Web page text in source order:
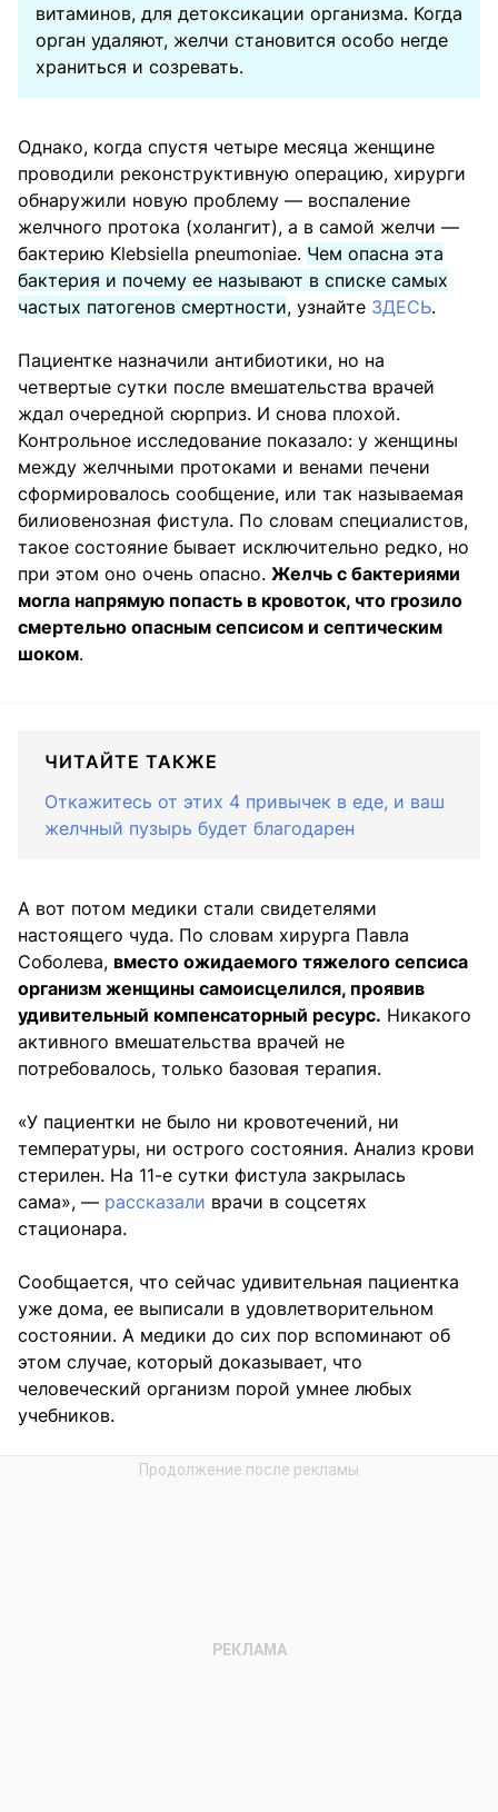
витаминов, для детоксикации организма. Когда
орган удаляют, желчи становится особо негде
храниться и созревать.
Однако, когда спустя четыре месяца женщине
проводили реконструктивную операцию, хирурги
обнаружили новую проблему — воспаление
желчного протока (холангит), а в самой желчи —
бактерию Klebsiella pneumoniae. Чем опасна эта
бактерия и почему ее называют в списке самых
частых патогенов смертности, узнайте ЗДЕСЬ.
Пациентке назначили антибиотики, но на
четвертые сутки после вмешательства врачей
ждал очередной сюрприз. И снова плохой.
Контрольное исследование показало: у женщины
между желчными протоками и венами печени
сформировалось сообщение, или так называемая
билиовенозная фистула. По словам специалистов,
такое состояние бывает исключительно редко, но
при этом оно очень опасно. Желчь с бактериями
могла напрямую попасть в кровоток, что грозило
смертельно опасным сепсисом и септическим
шоком.
ЧИТАЙТЕ ТАКЖЕ
Откажитесь от этих 4 привычек в еде, и ваш
желчный пузырь будет благодарен
А вот потом медики стали свидетелями
настоящего чуда. По словам хирурга Павла
Соболева, вместо ожидаемого тяжелого сепсиса
организм женщины самоисцелился, проявив
удивительный компенсаторный ресурс. Никакого
активного вмешательства врачей не
потребовалось, только базовая терапия.
«У пациентки не было ни кровотечений, ни
температуры, ни острого состояния. Анализ крови
стерилен. На 11-е сутки фистула закрылась
сама», — рассказали врачи в соцсетях
стационара.
Сообщается, что сейчас удивительная пациентка
уже дома, ее выписали в удовлетворительном
состоянии. А медики до сих пор вспоминают об
этом случае, который доказывает, что
человеческий организм порой умнее любых
учебников.